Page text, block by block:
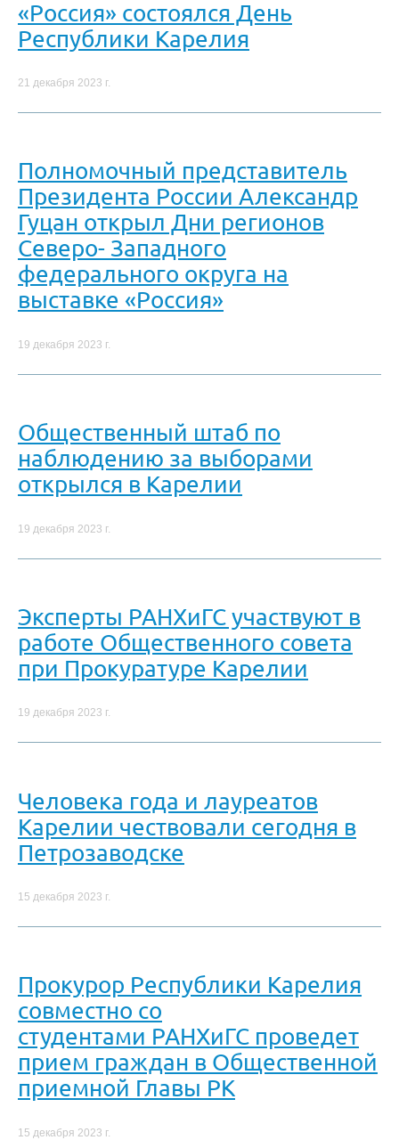
«Россия» состоялся День
Республики Карелия
21 декабря 2023 г.
Полномочный представитель
Президента России Александр
Гуцан открыл Дни регионов
Северо- Западного
федерального округа на
выставке «Россия»
19 декабря 2023 г.
Общественный штаб по
наблюдению за выборами
открылся в Карелии
19 декабря 2023 г.
Эксперты РАНХиГС участвуют в
работе Общественного совета
при Прокуратуре Карелии
19 декабря 2023 г.
Человека года и лауреатов
Карелии чествовали сегодня в
Петрозаводске
15 декабря 2023 г.
Прокурор Республики Карелия
совместно со
студентами РАНХиГС проведет
прием граждан в Общественной
приемной Главы РК
15 декабря 2023 г.